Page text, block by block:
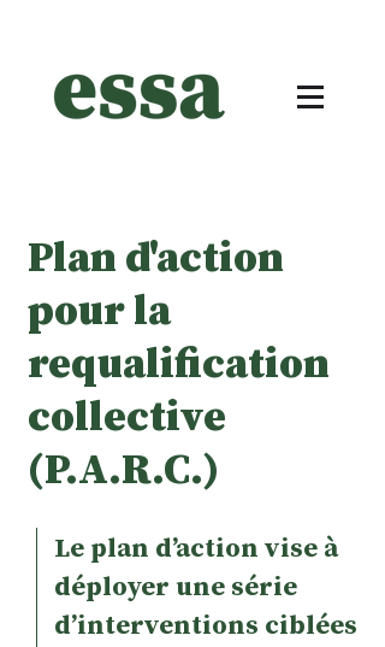
Plan d'action
pour la
requalification
collective
(P.A.R.C.)
Le plan d’action vise à
déployer une série
d’interventions ciblées